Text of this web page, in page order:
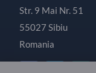
Str. 9 Mai Nr. 51
55027 Sibiu
Romania